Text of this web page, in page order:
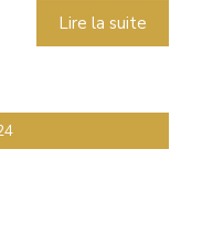
Lire la suite